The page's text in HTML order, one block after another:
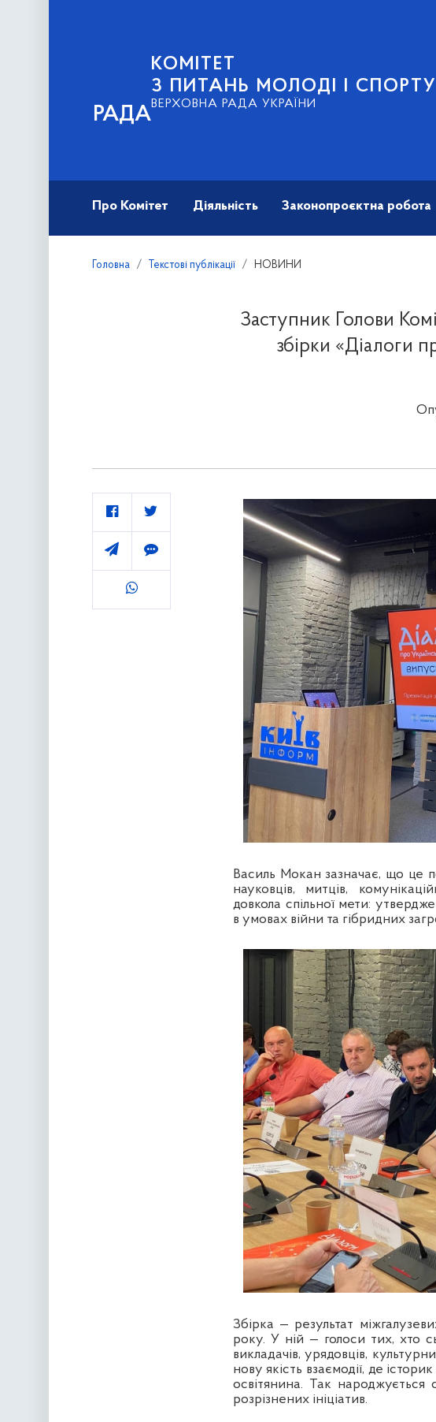
РАДА
КОМІТЕТ
З ПИТАНЬ МОЛОДІ І СПОРТУ
ВЕРХОВНА РАДА УКРАЇНИ
Про Комітет Діяльність Законопроєктна робота
Головна Текстові публікації НОВИНИ
Заступник Голови
збірки «Діалоги
Василь Мокан зазначає, що це
науковців, митців,
довкола спільної мети:
в умовах війни та гібридних
Збірка — результат
року. У ній — голоси тих, хто
викладачів, урядовців,
нову якість взаємодії, де
освітянина. Так народжується
розрізнених ініціатив.